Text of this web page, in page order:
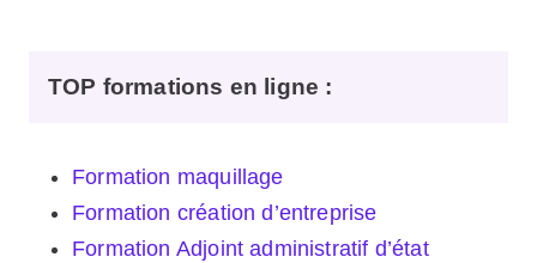
TOP formations en ligne :
Formation maquillage
Formation création d’entreprise
Formation Adjoint administratif d’état